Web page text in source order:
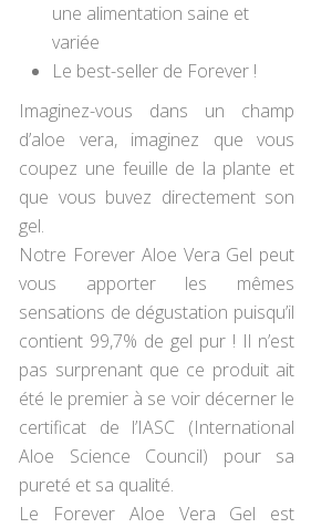
une alimentation saine et
variée
Le best-seller de Forever !
Imaginez-vous dans un champ
d’aloe vera, imaginez que vous
coupez une feuille de la plante et
que vous buvez directement son
gel.
Notre Forever Aloe Vera Gel peut
vous apporter les mêmes
sensations de dégustation puisqu’il
contient 99,7% de gel pur ! Il n’est
pas surprenant que ce produit ait
été le premier à se voir décerner le
certificat de l’IASC (International
Aloe Science Council) pour sa
pureté et sa qualité.
Le Forever Aloe Vera Gel est